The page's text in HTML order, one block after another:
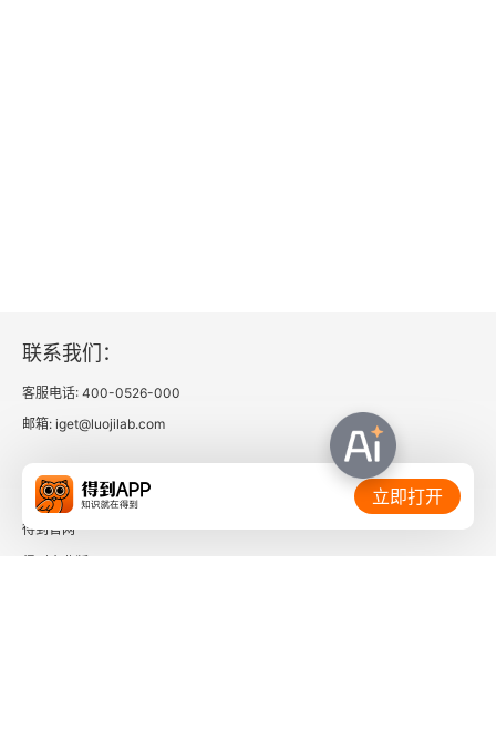
联系我们：
客服电话: 400-0526-000
邮箱: iget@luojilab.com
相关链接：
得到官网
立即打开